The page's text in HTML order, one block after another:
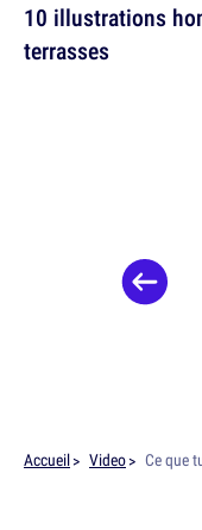
10 illustrations
terrasses
Accueil Video Ce que